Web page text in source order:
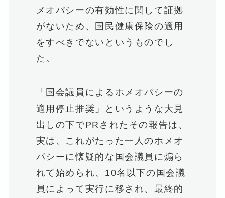
メオパシーの有効性に関して証拠
がないため、国民健康保険の適用
をすべきでないというものでし
た。
「国会議員によるホメオパシーの
適用停止推奨」というような大見
出しの下でPRされたその報告は、
実は、これがたった一人のホメオ
パシーに懐疑的な国会議員に煽ら
れて始められ、10名以下の国会議
員によって実行に移され、最終的